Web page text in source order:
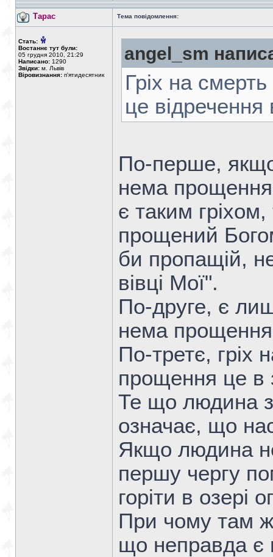
Тарас Тема повідомлення:
Стать:
Востаннє тут були:
05 грудня 2010, 21:29
Написано: 1290
Звідки: м. Львів
Віровизнання: п'ятидесятник
angel_sm
Гріх на
це відречення
По-перше,
нема
є таким
прощений
би пропащій,
вівці Мої".
По-друге, є
нема
По-третє, гріх
прощення це в
Те що людина
означає, що
Якщо людина
першу чергу
горіти в озері
При чому там
що неправда є